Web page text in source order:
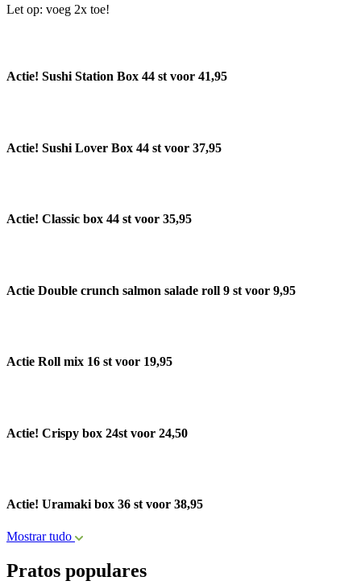
Let op: voeg 2x toe!
Actie! Sushi Station Box 44 st voor 41,95
Actie! Sushi Lover Box 44 st voor 37,95
Actie! Classic box 44 st voor 35,95
Actie Double crunch salmon salade roll 9 st voor 9,95
Actie Roll mix 16 st voor 19,95
Actie! Crispy box 24st voor 24,50
Actie! Uramaki box 36 st voor 38,95
Mostrar tudo
Pratos populares